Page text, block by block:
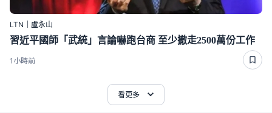
LTN｜盧永山
習近平國師「武統」言論嚇跑台商 至少撤走2500萬份工作
1小時前
看更多